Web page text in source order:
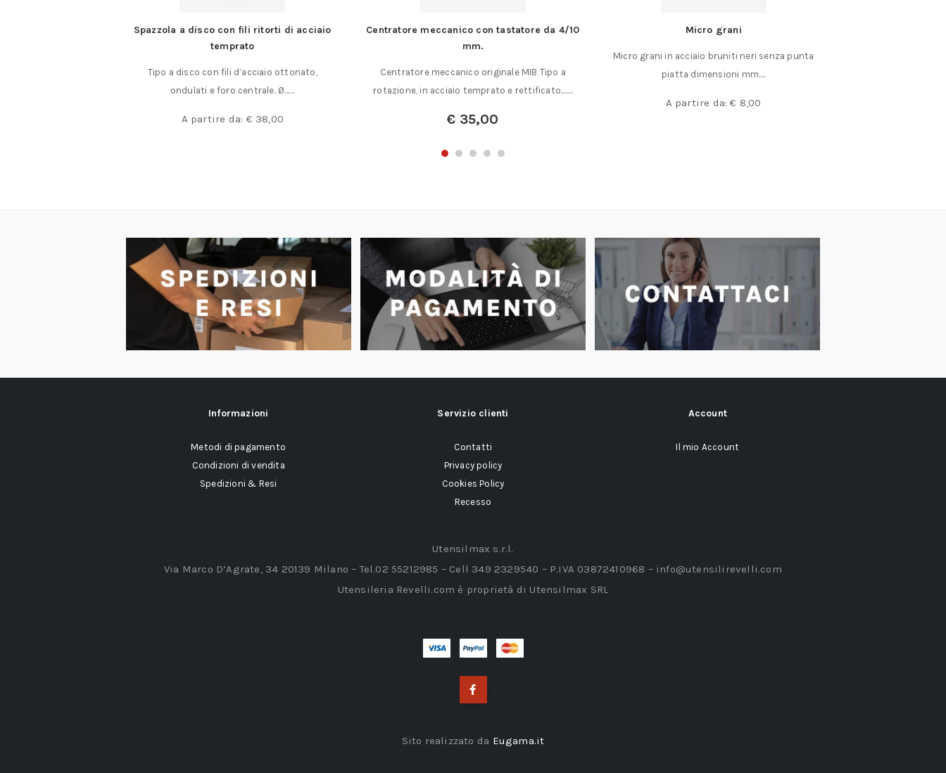
Spazzola a disco con fili ritorti di acciaio
temprato
Tipo a disco con fili d’acciaio ottonato,
ondulati e foro centrale. Ø……
A partire da: € 38,00
Centratore meccanico con tastatore da 4/10
mm.
Centratore meccanico originale MIB Tipo a
rotazione, in acciaio temprato e rettificato.……
€ 35,00
Micro grani
Micro grani in acciaio bruniti neri senza punta
piatta dimensioni mm.…
A partire da:€ 8,00
Informazioni
Metodi di pagamento
Condizioni di vendita
Spedizioni & Resi
Servizio clienti
Contatti
Privacy policy
Cookies Policy
Recesso
Account
Il mio Account
Utensilmax s.r.l.
Via Marco D’Agrate, 34 20139 Milano – Tel.02 55212985 – Cell 349 2329540 – P.IVA 03872410968 – info@utensilirevelli.com
Utensileria Revelli.com è proprietà di Utensilmax SRL
Sito realizzato da Eugama.it